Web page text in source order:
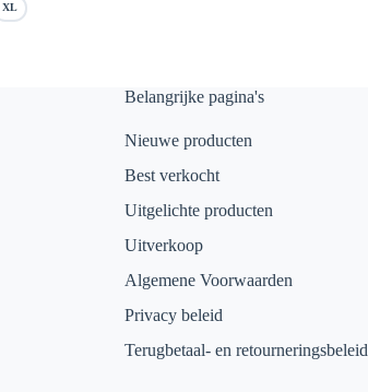
XL
Belangrijke pagina's
Nieuwe producten
Best verkocht
Uitgelichte producten
Uitverkoop
Algemene Voorwaarden
Privacy beleid
Terugbetaal- en retourneringsbeleid